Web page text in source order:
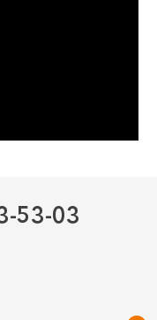
53-03